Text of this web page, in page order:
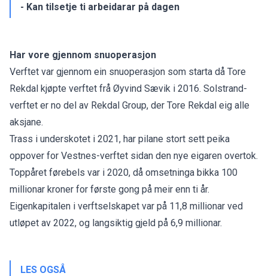
- Kan tilsetje ti arbeidarar på dagen
Har vore gjennom snuoperasjon
Verftet var gjennom ein snuoperasjon som starta då Tore
Rekdal kjøpte verftet frå Øyvind Sævik i 2016. Solstrand-
verftet er no del av Rekdal Group, der Tore Rekdal eig alle
aksjane.
Trass i underskotet i 2021, har pilane stort sett peika
oppover for Vestnes-verftet sidan den nye eigaren overtok.
Toppåret førebels var i 2020, då omsetninga bikka 100
millionar kroner for første gong på meir enn ti år.
Eigenkapitalen i verftselskapet var på 11,8 millionar ved
utløpet av 2022, og langsiktig gjeld på 6,9 millionar.
LES OGSÅ